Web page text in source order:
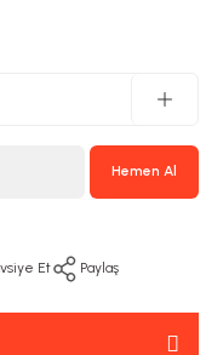
Hemen Al
Et Paylaş